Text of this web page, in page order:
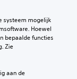
systeem mogelijk
Hoewel
bepaalde functies
Zie
aan de